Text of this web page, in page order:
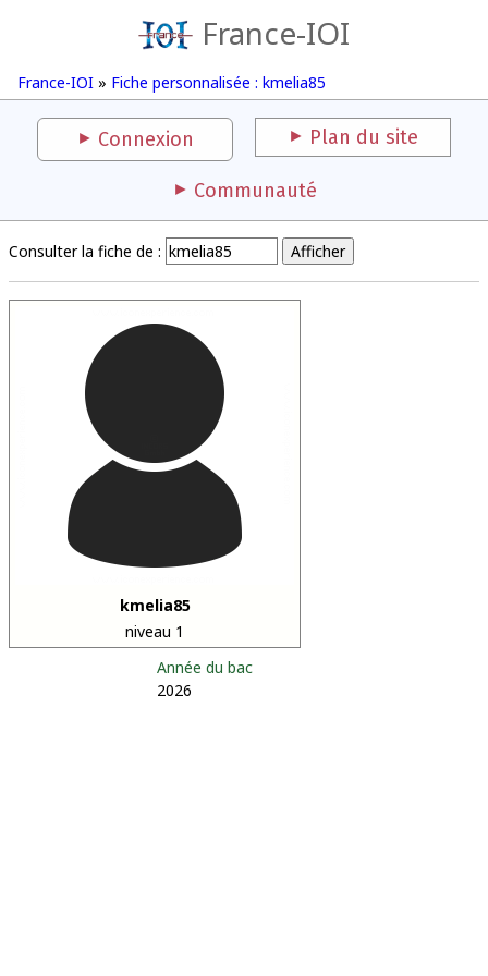
France-IOI
France-IOI » Fiche personnalisée : kmelia85
Connexion Plan du site
Communauté
Consulter la fiche de :
kmelia85
niveau 1
Année du bac
2026